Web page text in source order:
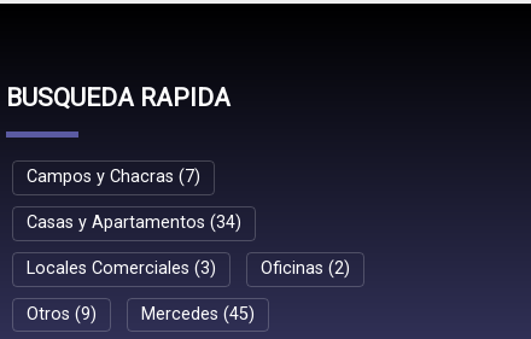
BUSQUEDA RAPIDA
Campos y Chacras (7)
Casas y Apartamentos (34)
Locales Comerciales (3) Oficinas (2)
Otros (9) Mercedes (45)